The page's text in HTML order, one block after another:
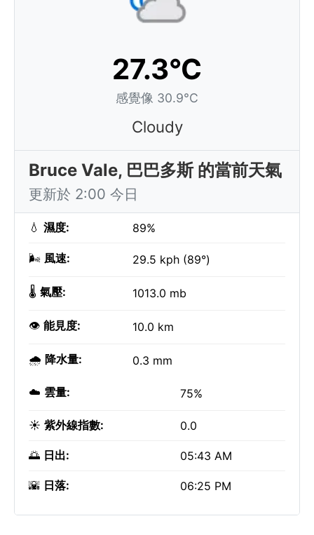
27.3°C
感覺像 30.9°C
Cloudy
Bruce Vale, 巴巴多斯 的當前天氣
更新於 2:00 今日
💧 濕度: 89%
🌬️ 風速: 29.5 kph (89°)
🌡️ 氣壓: 1013.0 mb
👁️ 能見度: 10.0 km
🌧️ 降水量: 0.3 mm
☁️ 雲量: 75%
☀️ 紫外線指數: 0.0
🌅 日出: 05:43 AM
🌇 日落: 06:25 PM